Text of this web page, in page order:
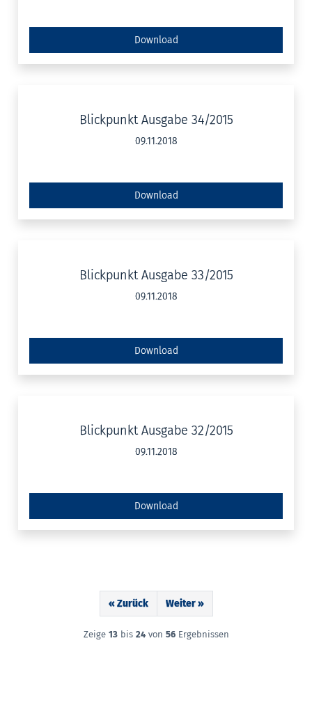
Download
Blickpunkt Ausgabe 34/2015
09.11.2018
Download
Blickpunkt Ausgabe 33/2015
09.11.2018
Download
Blickpunkt Ausgabe 32/2015
09.11.2018
Download
« Zurück Weiter »
Zeige 13bis 24von 56Ergebnissen